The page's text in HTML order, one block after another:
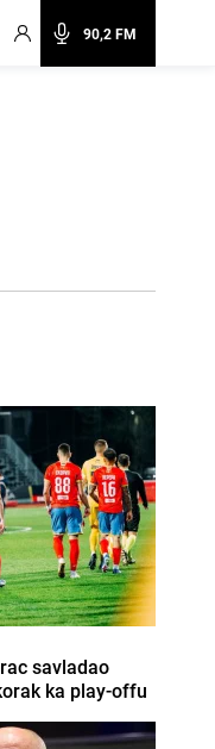
90,2 FM
savladao
ka play-offu